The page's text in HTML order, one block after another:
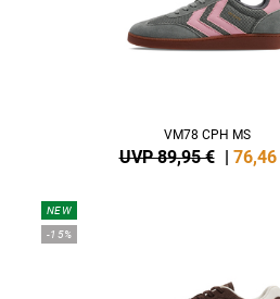
VM78 CPH MS
UVP 89,95 € | 76,46
NEW
-15%